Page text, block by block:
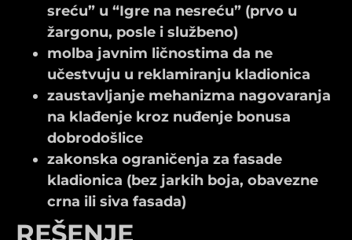
sreću” u “Igre na nesreću” (prvo u
žargonu, posle i službeno)
molba javnim ličnostima da ne
učestvuju u reklamiranju kladionica
zaustavljanje mehanizma nagovaranja
na klađenje kroz nuđenje bonusa
dobrodošlice
zakonska ograničenja za fasade
kladionica (bez jarkih boja, obavezne
crna ili siva fasada)
REŠENJE